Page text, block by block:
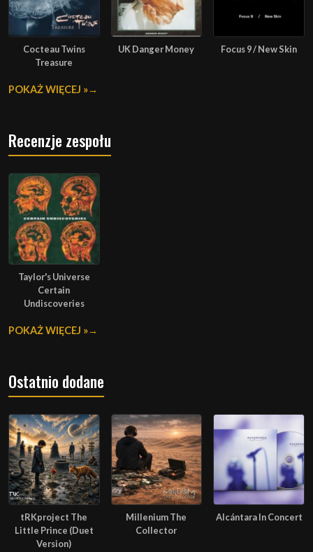
Cocteau Twins
Treasure
UK Danger Money Focus 9 / New Skin
POKAŻ WIĘCEJ »
Recenzje zespołu
Taylor's Universe
Certain
Undiscoveries
POKAŻ WIĘCEJ »
Ostatnio dodane
tRKproject The
Little Prince (Duet
Version)
Millenium The
Collector
Alcántara In Concert